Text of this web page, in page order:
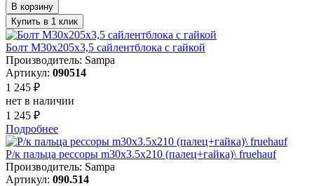
В корзину
Купить в 1 клик
Болт М30х205х3,5 сайлентблока с гайкой
Производитель: Sampa
Артикул: 090514
1 245 ₽
нет в наличии
1 245 ₽
Подробнее
Р/к пальца рессоры m30x3.5x210 (палец+гайка)\ fruehauf
Производитель: Sampa
Артикул: 090.514